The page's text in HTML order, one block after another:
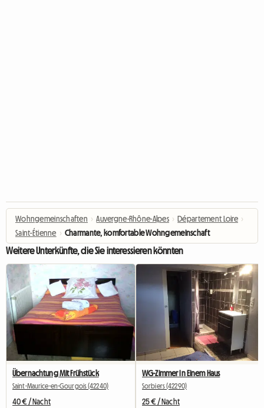
Wohngemeinschaften › Auvergne-Rhône-Alpes › Département Loire ›
Saint-Étienne › Charmante, komfortable Wohngemeinschaft
Weitere Unterkünfte, die Sie interessieren könnten
Übernachtung Mit Frühstück
Saint-Maurice-en-Gourgois (42240)
40 € / Nacht
WG-Zimmer In Einem Haus
Sorbiers (42290)
25 € / Nacht